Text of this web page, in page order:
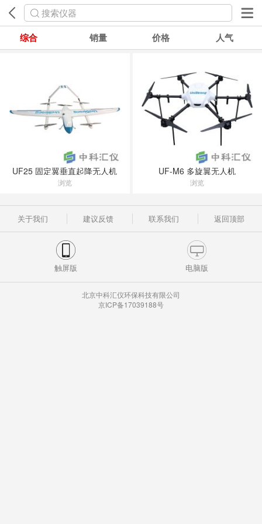
搜索仪器
综合 销量 价格 人气
UF25 固定翼垂直起降无人机
浏览
UF-M6 多旋翼无人机
浏览
关于我们 建议反馈 联系我们 返回顶部
触屏版 电脑版
北京中科汇仪环保科技有限公司
京ICP备17039188号